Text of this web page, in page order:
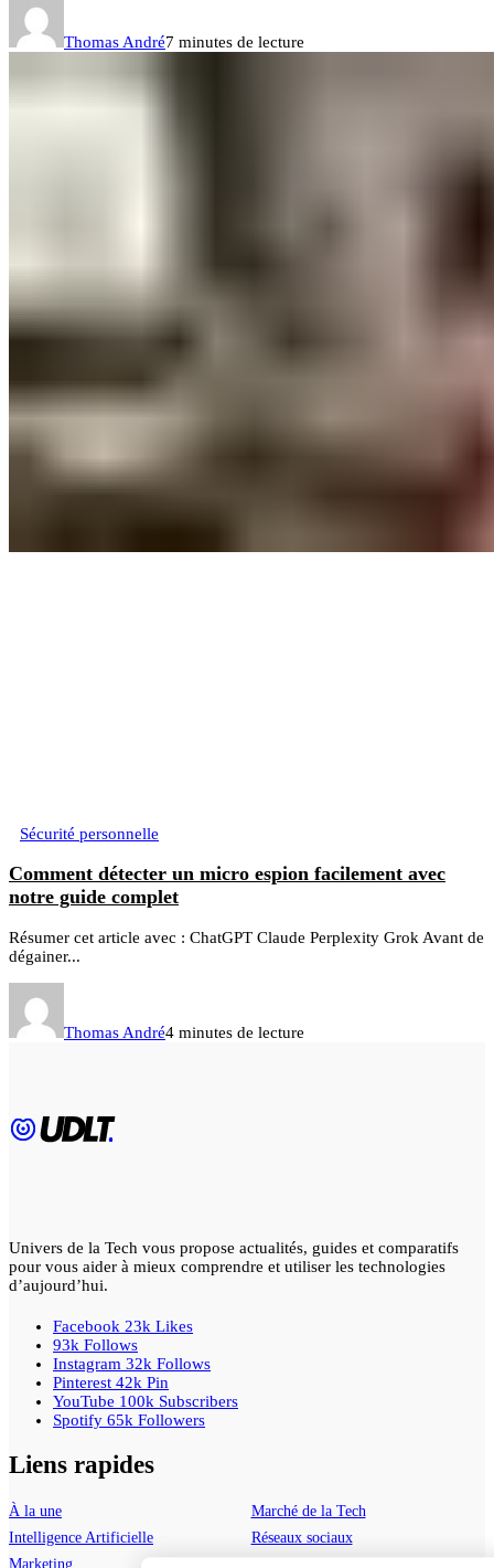
Thomas André7 minutes de lecture
Sécurité personnelle
Comment détecter un micro espion facilement avec
notre guide complet
Résumer cet article avec : ChatGPT Claude Perplexity Grok Avant de
dégainer...
Thomas André4 minutes de lecture
Univers de la Tech vous propose actualités, guides et comparatifs
pour vous aider à mieux comprendre et utiliser les technologies
d’aujourd’hui.
Facebook 23k Likes
93k Follows
Instagram 32k Follows
Pinterest 42k Pin
YouTube 100k Subscribers
Spotify 65k Followers
Liens rapides
À la une
Marché de la Tech
Intelligence Artificielle
Réseaux sociaux
Marketing